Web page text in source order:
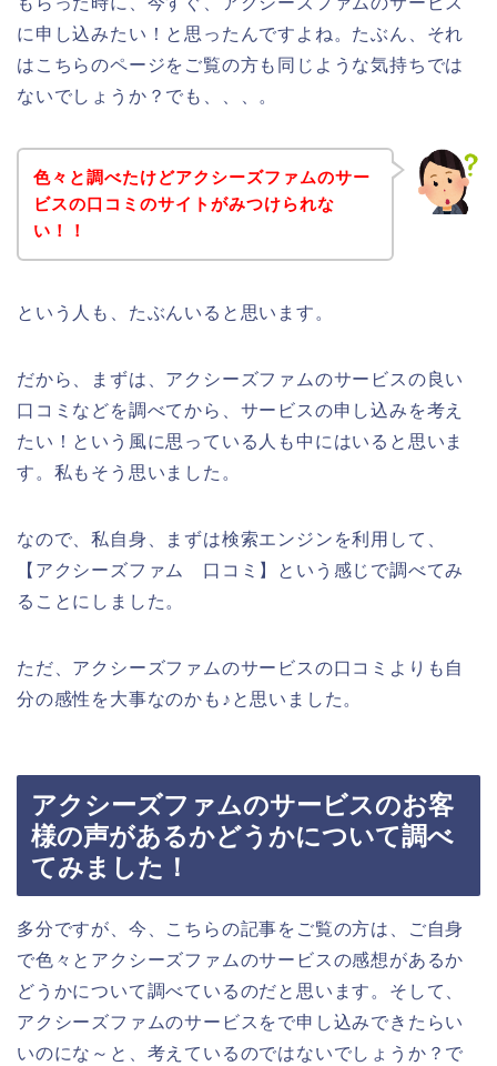
に申し込みたい！と思ったんですよね。たぶん、それ
はこちらのページをご覧の方も同じような気持ちでは
ないでしょうか？でも、、、。
色々と調べたけどアクシーズファムのサー
ビスの口コミのサイトがみつけられな
い！！
という人も、たぶんいると思います。
だから、まずは、アクシーズファムのサービスの良い
口コミなどを調べてから、サービスの申し込みを考え
たい！という風に思っている人も中にはいると思いま
す。私もそう思いました。
なので、私自身、まずは検索エンジンを利用して、
【アクシーズファム 口コミ】という感じで調べてみ
ることにしました。
ただ、アクシーズファムのサービスの口コミよりも自
分の感性を大事なのかも♪と思いました。
アクシーズファムのサービスのお客
様の声があるかどうかについて調べ
てみました！
多分ですが、今、こちらの記事をご覧の方は、ご自身
で色々とアクシーズファムのサービスの感想があるか
どうかについて調べているのだと思います。そして、
アクシーズファムのサービスをで申し込みできたらい
いのにな～と、考えているのではないでしょうか？で